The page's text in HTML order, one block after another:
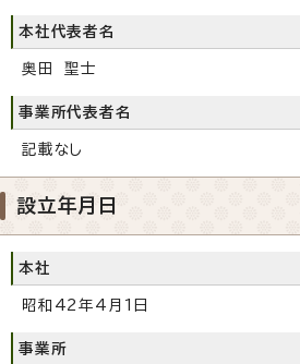
本社代表者名
奥田 聖士
事業所代表者名
記載なし
設立年月日
本社
昭和42年4月1日
事業所